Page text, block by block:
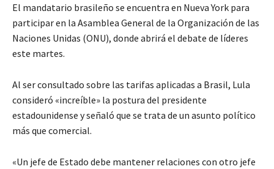
El mandatario brasileño se encuentra en Nueva York para
participar en la Asamblea General de la Organización de las
Naciones Unidas (ONU), donde abrirá el debate de líderes
este martes.
Al ser consultado sobre las tarifas aplicadas a Brasil, Lula
consideró «increíble» la postura del presidente
estadounidense y señaló que se trata de un asunto político
más que comercial.
«Un jefe de Estado debe mantener relaciones con otro jefe